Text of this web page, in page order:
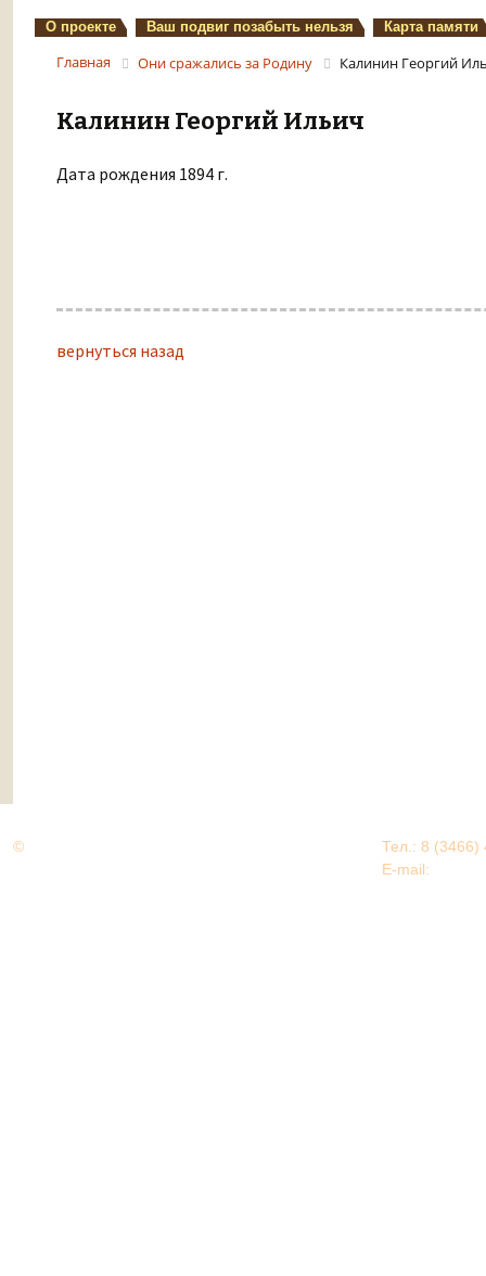
О проекте Ваш подвиг позабыть нельзя Карта памяти
Главная Они сражались за Родину Калинин Георгий
Калинин Георгий Ильич
Дата рождения 1894 г.
вернуться назад
©
Тел.: 8 (3466)
E-mail: